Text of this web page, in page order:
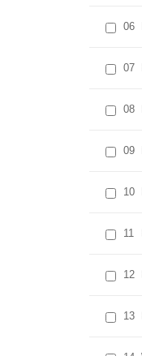
06
07
08
09
10
11
12
13